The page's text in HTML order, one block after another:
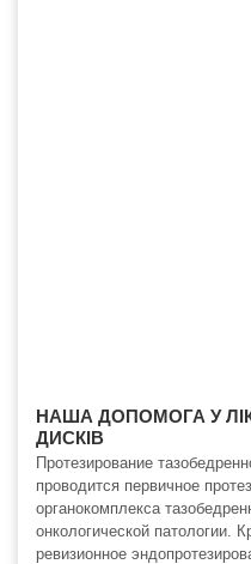
НАША ДОПОМОГА У
ДИСКІВ
Протезирование
проводится первичное
органокомплекса
онкологической патологии.
ревизионное